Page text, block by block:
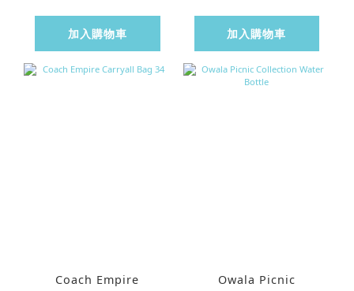
加入購物車 加入購物車
Coach Empire
Owala Picnic